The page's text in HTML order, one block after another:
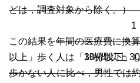
どは，調査対象から除く。）
1 日 の 歩
1時間以上 30分～
この結果を年間の医療費に換
以上」歩く人は「30分以下」
歩かない人に比べ，男性では